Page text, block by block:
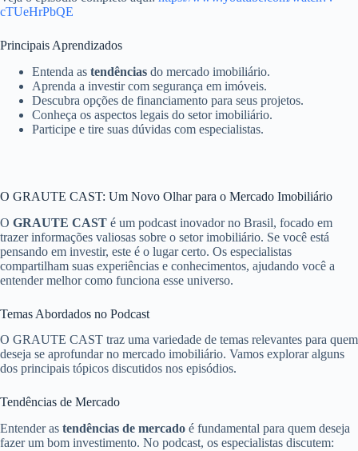
cTUeHrPbQE
Principais Aprendizados
Entenda as tendências do mercado imobiliário.
Aprenda a investir com segurança em imóveis.
Descubra opções de financiamento para seus projetos.
Conheça os aspectos legais do setor imobiliário.
Participe e tire suas dúvidas com especialistas.
O GRAUTE CAST: Um Novo Olhar para o Mercado Imobiliário
O GRAUTE CAST é um podcast inovador no Brasil, focado em
trazer informações valiosas sobre o setor imobiliário. Se você está
pensando em investir, este é o lugar certo. Os especialistas
compartilham suas experiências e conhecimentos, ajudando você a
entender melhor como funciona esse universo.
Temas Abordados no Podcast
O GRAUTE CAST traz uma variedade de temas relevantes para quem
deseja se aprofundar no mercado imobiliário. Vamos explorar alguns
dos principais tópicos discutidos nos episódios.
Tendências de Mercado
Entender as tendências de mercado é fundamental para quem deseja
fazer um bom investimento. No podcast, os especialistas discutem: